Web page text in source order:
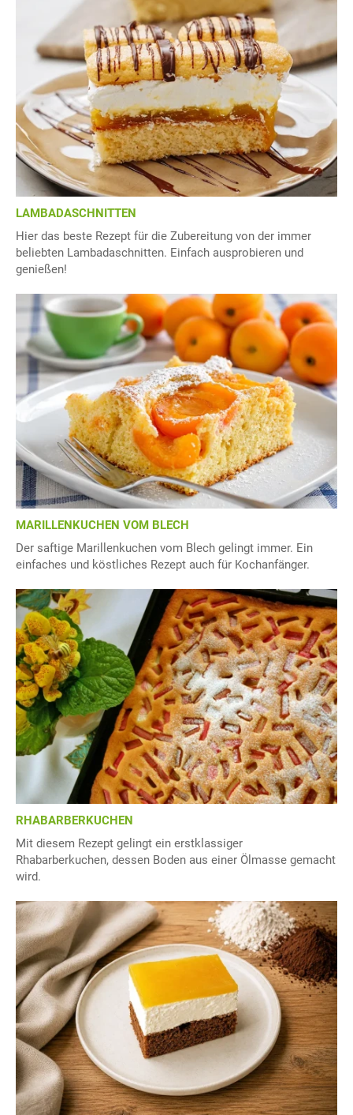
LAMBADASCHNITTEN
Hier das beste Rezept für die Zubereitung von der immer
beliebten Lambadaschnitten. Einfach ausprobieren und
genießen!
MARILLENKUCHEN VOM BLECH
Der saftige Marillenkuchen vom Blech gelingt immer. Ein
einfaches und köstliches Rezept auch für Kochanfänger.
RHABARBERKUCHEN
Mit diesem Rezept gelingt ein erstklassiger
Rhabarberkuchen, dessen Boden aus einer Ölmasse gemacht
wird.